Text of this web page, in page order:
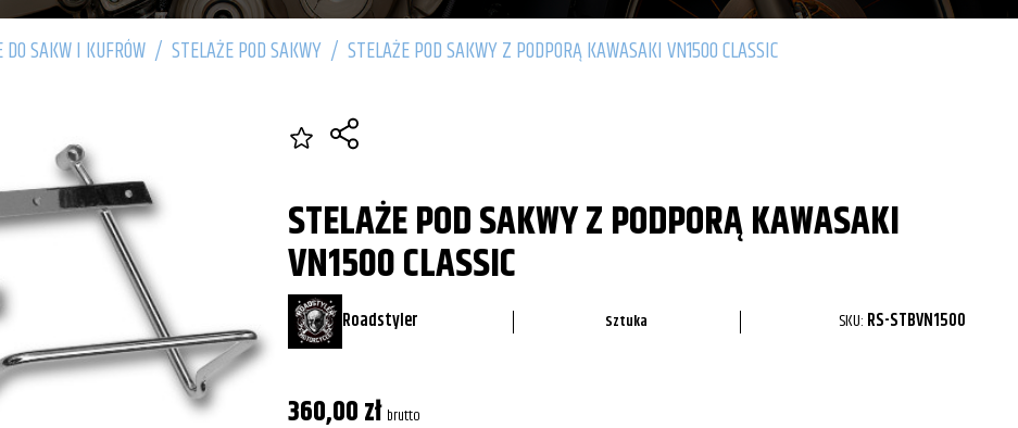
SAKW I KUFRÓW / STELAŻE POD SAKWY / STELAŻE POD SAKWY Z PODPORĄ KAWASAKI VN1500 CLASSIC
STELAŻE POD SAKWY Z PODPORĄ KAWASAKI
VN1500 CLASSIC
Roadstyler Sztuka SKU: RS-STBVN1500
360,00zł brutto